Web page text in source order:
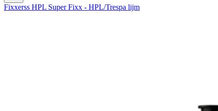
Fixxerss HPL Super Fixx - HPL/Trespa lijm